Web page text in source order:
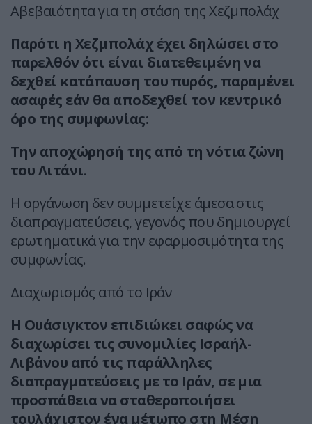
Αβεβαιότητα για τη στάση της Χεζμπολάχ
Παρότι η Χεζμπολάχ έχει δηλώσει στο
παρελθόν ότι είναι διατεθειμένη να
δεχθεί κατάπαυση του πυρός, παραμένει
ασαφές εάν θα αποδεχθεί τον κεντρικό
όρο της συμφωνίας:
Την αποχώρησή της από τη νότια ζώνη
του Λιτάνι.
Η οργάνωση δεν συμμετείχε άμεσα στις
διαπραγματεύσεις, γεγονός που δημιουργεί
ερωτηματικά για την εφαρμοσιμότητα της
συμφωνίας.
Διαχωρισμός από το Ιράν
Η Ουάσιγκτον επιδιώκει σαφώς να
διαχωρίσει τις συνομιλίες Ισραήλ-
Λιβάνου από τις παράλληλες
διαπραγματεύσεις με το Ιράν, σε μια
προσπάθεια να σταθεροποιήσει
τουλάχιστον ένα μέτωπο στη Μέση